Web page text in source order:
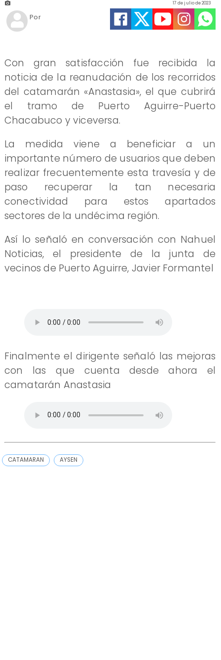
17 de julio de 2023
Por
Con gran satisfacción fue recibida la
noticia de la reanudación de los recorridos
del catamarán «Anastasia», el que cubrirá
el tramo de Puerto Aguirre-Puerto
Chacabuco y viceversa.
La medida viene a beneficiar a un
importante número de usuarios que deben
realizar frecuentemente esta travesía y de
paso recuperar la tan necesaria
conectividad para estos apartados
sectores de la undécima región.
Así lo señaló en conversación con Nahuel
Noticias, el presidente de la junta de
vecinos de Puerto Aguirre, Javier Formantel
Finalmente el dirigente señaló las mejoras
con las que cuenta desde ahora el
camatarán Anastasia
CATAMARAN AYSEN